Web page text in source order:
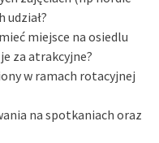
udział?
miejsce na osiedlu
za atrakcyjne?
w ramach rotacyjnej
na spotkaniach oraz